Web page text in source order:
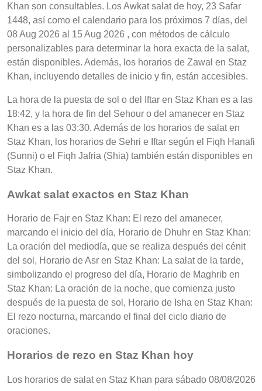
Khan son consultables. Los Awkat salat de hoy, 23 Safar
1448, así como el calendario para los próximos 7 días, del
08 Aug 2026 al 15 Aug 2026 , con métodos de cálculo
personalizables para determinar la hora exacta de la salat,
están disponibles. Además, los horarios de Zawal en Staz
Khan, incluyendo detalles de inicio y fin, están accesibles.
La hora de la puesta de sol o del Iftar en Staz Khan es a las
18:42, y la hora de fin del Sehour o del amanecer en Staz
Khan es a las 03:30. Además de los horarios de salat en
Staz Khan, los horarios de Sehri e Iftar según el Fiqh Hanafi
(Sunni) o el Fiqh Jafria (Shia) también están disponibles en
Staz Khan.
Awkat salat exactos en Staz Khan
Horario de Fajr en Staz Khan: El rezo del amanecer,
marcando el inicio del día, Horario de Dhuhr en Staz Khan:
La oración del mediodía, que se realiza después del cénit
del sol, Horario de Asr en Staz Khan: La salat de la tarde,
simbolizando el progreso del día, Horario de Maghrib en
Staz Khan: La oración de la noche, que comienza justo
después de la puesta de sol, Horario de Isha en Staz Khan:
El rezo nocturna, marcando el final del ciclo diario de
oraciones.
Horarios de rezo en Staz Khan hoy
Los horarios de salat en Staz Khan para sábado 08/08/2026